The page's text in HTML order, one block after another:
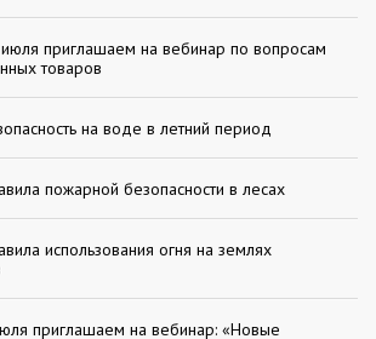
приглашаем на вебинар по вопросам
товаров
на воде в летний период
пожарной безопасности в лесах
использования огня на землях
приглашаем на вебинар: «Новые